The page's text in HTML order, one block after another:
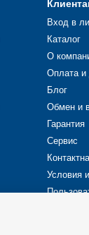
Вход в
Каталог
О
Оплата и
Блог
Обмен и
Гарантия
Сервис
Условия